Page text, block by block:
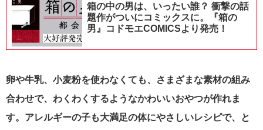
箱の中の男は、いったい誰？ 衝撃の話
題作がついにコミックスに。『箱の
男』コドモエCOMICSより発売！
卵や牛乳、小麦粉を使わなくても、さまざまな素材の組み
合わせで、わくわくするようなかわいいおやつが作れま
す。アレルギーの子も大満足の体にやさしいレシピで、と